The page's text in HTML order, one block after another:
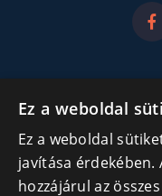
legfontosabb üzleti
egyszerű és gyors
döntesz.
Ez a weboldal
Ez a weboldal
javítása érdekében.
hozzájárul az